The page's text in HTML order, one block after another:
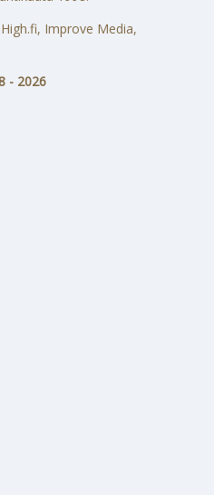
Improve Media,
- 2026